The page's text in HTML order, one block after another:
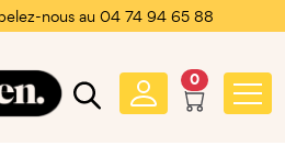
nous au 04 74 94 65 88
0